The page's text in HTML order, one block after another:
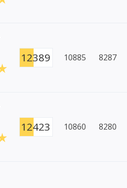
12389 10885 8287
12423 10860 8280